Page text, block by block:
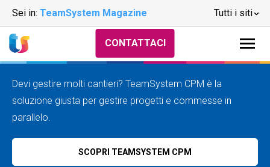
Sei in: TeamSystem Magazine Tutti i siti
CONTATTACI
Devi gestire molti cantieri? TeamSystem CPM è la
soluzione giusta per gestire progetti e commesse in
parallelo.
SCOPRI TEAMSYSTEM CPM